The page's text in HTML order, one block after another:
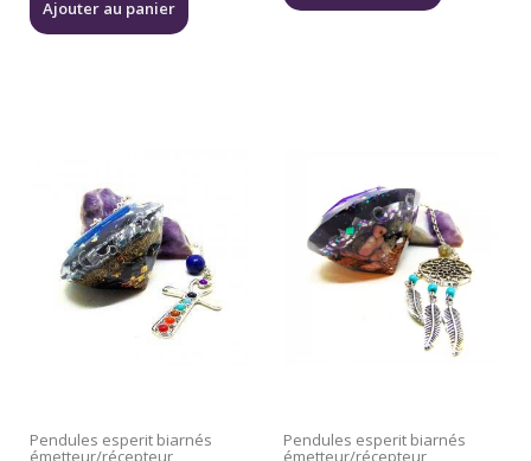
Ajouter au panier
Pendules esperit biarnés
émetteur/récepteur
Pendules esperit biarnés
émetteur/récepteur